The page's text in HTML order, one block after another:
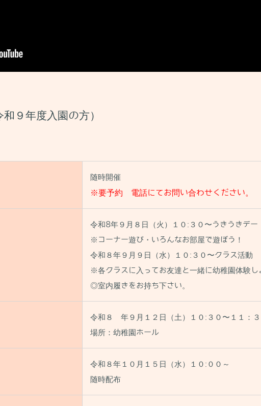
９年度入園の方）
随時開催
※要予約 電話にてお問い合わせください。
令和8年９月８日（火）１０:３０〜うきうきデー
※コーナー遊び・いろんなお部屋で遊ぼう！
令和８年９月９日（水）１０:３０〜クラス活動
※各クラスに入ってお友達と一緒に幼稚園体験し
◎室内履きをお持ち下さい。
令和８ 年９月１２日（土）１０:３０〜１１：
場所：幼稚園ホール
令和８年１０月１５日（水）１０:００～
随時配布